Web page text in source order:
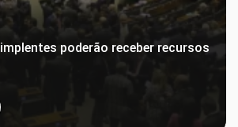
poderão receber recursos